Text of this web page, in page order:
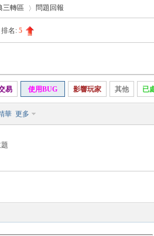
三轉區 問題回報
排名: 5
易 使用BUG 影響玩家 其他 已
華 更多